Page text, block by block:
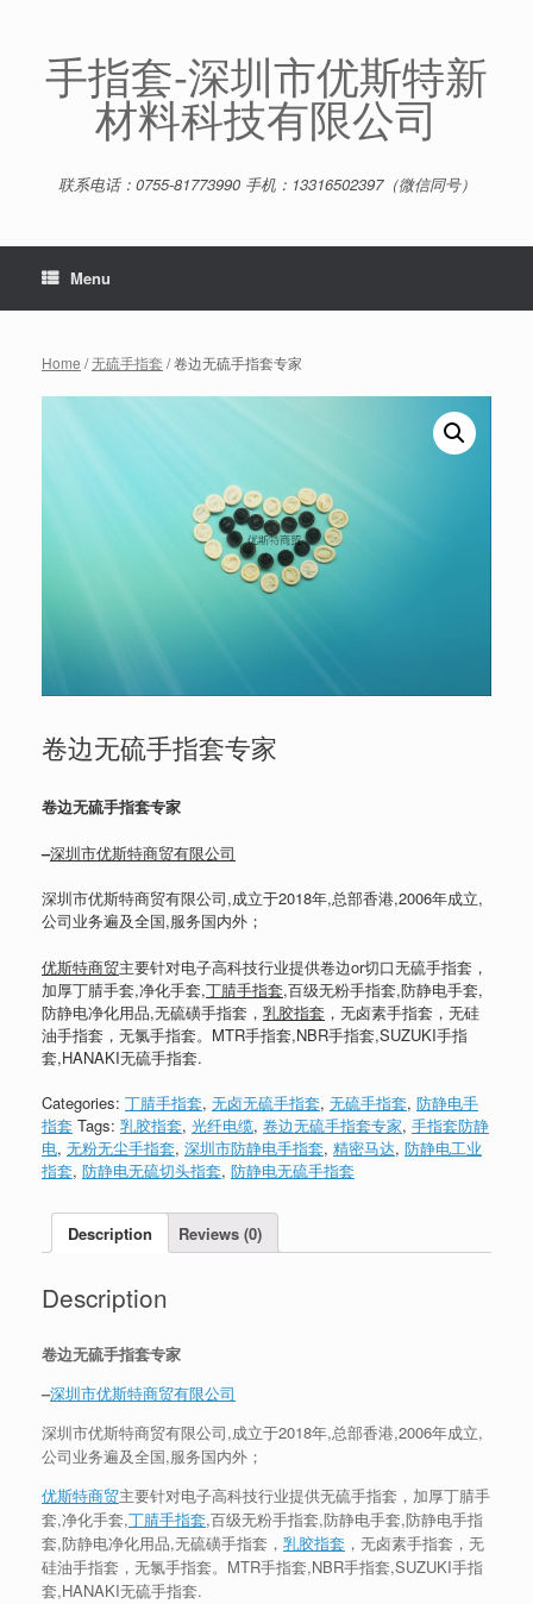
content手指套-深圳市优斯特新
材料科技有限公司
联系电话：0755-81773990 手机：13316502397（微信同号）
Menu
Home /无硫手指套 / 卷边无硫手指套专家
卷边无硫手指套专家
卷边无硫手指套专家
–深圳市优斯特商贸有限公司
深圳市优斯特商贸有限公司,成立于2018年,总部香港,2006年成立,
公司业务遍及全国,服务国内外；
优斯特商贸主要针对电子高科技行业提供卷边or切口无硫手指套，
加厚丁腈手套,净化手套,丁腈手指套,百级无粉手指套,防静电手套,
防静电净化用品,无硫磺手指套， 乳胶指套 ，无卤素手指套，无硅
油手指套，无氯手指套。MTR手指套,NBR手指套,SUZUKI手指
套,HANAKI无硫手指套.
Categories: 丁腈手指套, 无卤无硫手指套, 无硫手指套, 防静电手
指套 Tags: 乳胶指套, 光纤电缆, 卷边无硫手指套专家, 手指套防静
电, 无粉无尘手指套, 深圳市防静电手指套, 精密马达, 防静电工业
指套, 防静电无硫切头指套, 防静电无硫手指套
Description Reviews (0)
Description
卷边无硫手指套专家
–深圳市优斯特商贸有限公司
深圳市优斯特商贸有限公司,成立于2018年,总部香港,2006年成立,
公司业务遍及全国,服务国内外；
优斯特商贸主要针对电子高科技行业提供无硫手指套，加厚丁腈手
套,净化手套,丁腈手指套,百级无粉手指套,防静电手套,防静电手指
套,防静电净化用品,无硫磺手指套， 乳胶指套 ，无卤素手指套，无
硅油手指套，无氯手指套。MTR手指套,NBR手指套,SUZUKI手指
套,HANAKI无硫手指套.